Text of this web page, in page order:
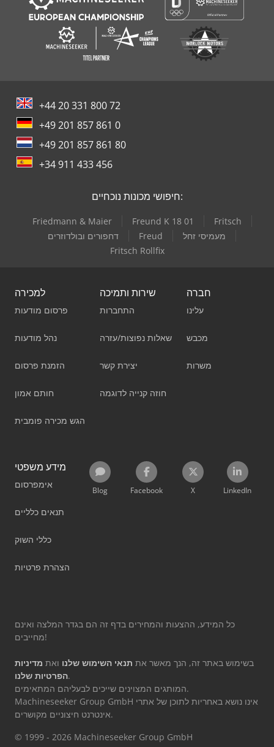
+44 20 331 800 72
+49 201 857 861 0
+49 201 857 861 80
+34 911 433 456
חיפושי מכונות נוכחיים:
Friedmann & Maier Freund K 18 01
Fritsch
דחפורים ובולדוזרים
Freud
מעמיסי זחל
Fritsch Rollfix
למכירה
פרסום מודעות
נהל מודעות
הזמנת פרסום
חותם אמון
הגש מכירה פומבית
שירות ותמיכה
התחברות
שאלות נפוצות/עזרה
יצירת קשר
חוזה קנייה לדוגמה
חברה
עלינו
מכבש
משרות
מידע משפטי
אימפרסום
תנאים כלליים
כללי השוק
הצהרת פרטיות
Blog Facebook X LinkedIn
כל המידע, ההצעות והמחירים בדף זה הם בגדר המלצה ואינם
מחייבים!
בשימוש באתר זה, הנך מאשר את תנאי השימוש שלנו ואת מדיניות
הפרטיות שלנו.
המותגים המצוינים שייכים לבעליהם המתאימים.
Machineseeker Group GmbH אינו נושא באחריות לתוכן של אתרי
אינטרנט חיצוניים מקושרים.
© 1999 - 2026 Machineseeker Group GmbH